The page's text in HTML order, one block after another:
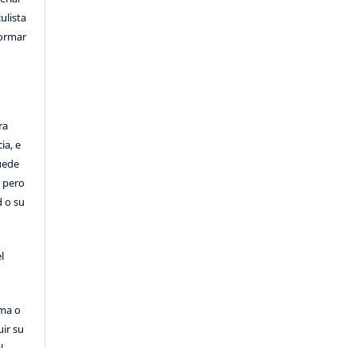
e
pero
o su
o
su